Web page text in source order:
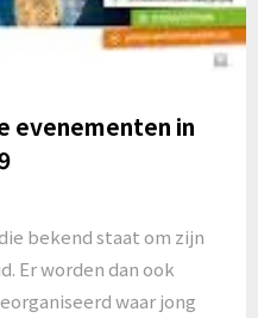
evenementen in
bekend staat om zijn
Er worden dan ook
waar jong